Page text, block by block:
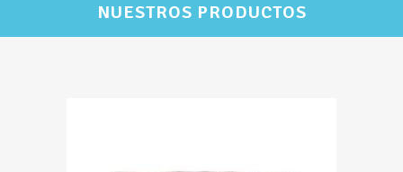
NUESTROS PRODUCTOS